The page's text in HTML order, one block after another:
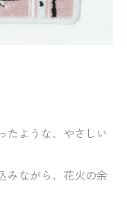
たような、やさしい
みながら、花火の余